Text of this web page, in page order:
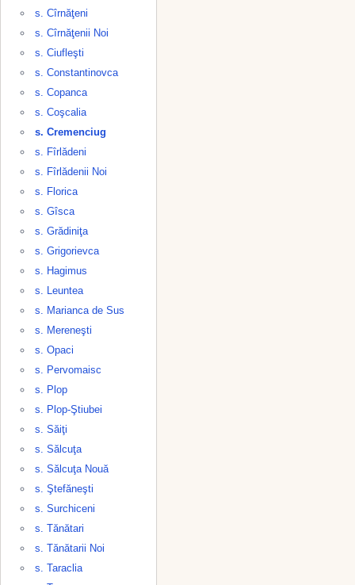
s. Cîrnăţeni
s. Cîrnăţenii Noi
s. Ciufleşti
s. Constantinovca
s. Copanca
s. Coşcalia
s. Cremenciug
s. Fîrlădeni
s. Fîrlădenii Noi
s. Florica
s. Gîsca
s. Grădiniţa
s. Grigorievca
s. Hagimus
s. Leuntea
s. Marianca de Sus
s. Mereneşti
s. Opaci
s. Pervomaisc
s. Plop
s. Plop-Ştiubei
s. Săiţi
s. Sălcuţa
s. Sălcuţa Nouă
s. Ştefăneşti
s. Surchiceni
s. Tănătari
s. Tănătarii Noi
s. Taraclia